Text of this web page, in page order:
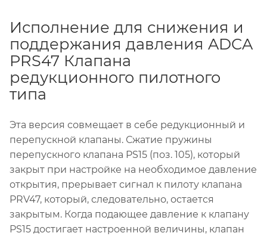
Исполнение для снижения и
поддержания давления ADCA
PRS47 Клапана
редукционного пилотного
типа
Эта версия совмещает в себе редукционный и
перепускной клапаны. Сжатие пружины
перепускного клапана PS15 (поз. 105), который
закрыт при настройке на необходимое давление
открытия, прерывает сигнал к пилоту клапана
PRV47, который, следовательно, остается
закрытым. Когда подающее давление к клапану
PS15 достигает настроенной величины, клапан